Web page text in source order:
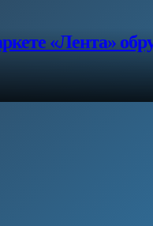
«Лента»